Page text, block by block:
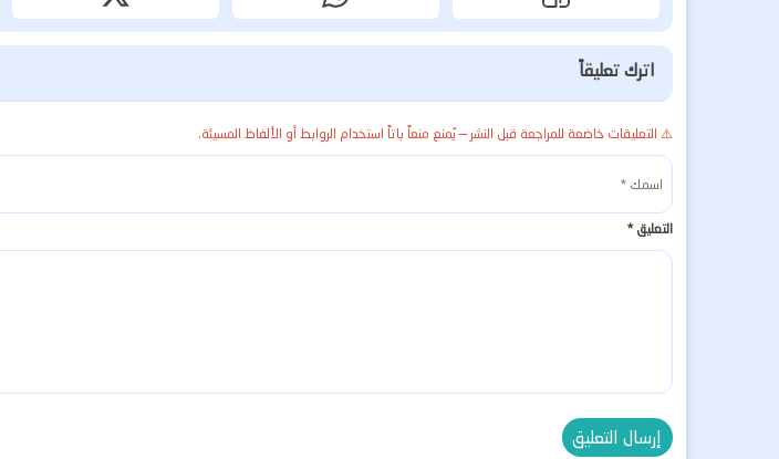
اترك تعليقاً
⚠️ التعليقات خاضعة للمراجعة قبل النشر — يُمنع منعاً باتاً استخدام الروابط أو الألفاظ المسيئة.
التعليق*